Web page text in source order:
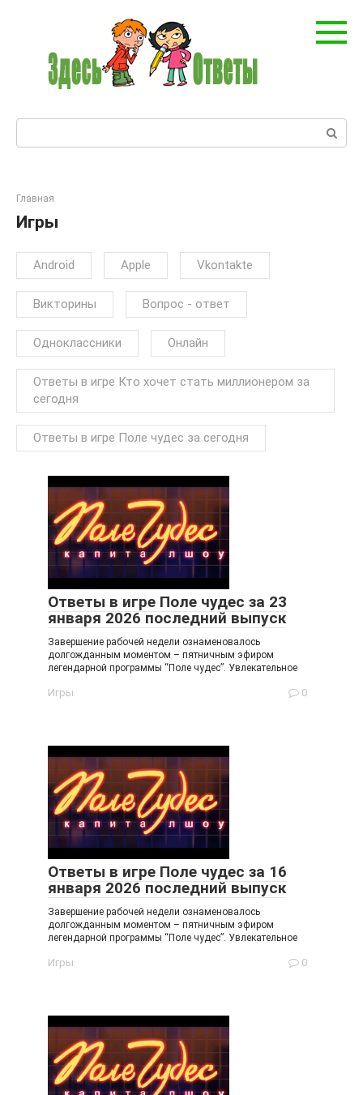
Поиск:
Главная
Игры
Android Apple Vkontakte
Викторины Вопрос - ответ
Одноклассники Онлайн
Ответы в игре Кто хочет стать миллионером за
сегодня
Ответы в игре Поле чудес за сегодня
Ответы в игре Поле чудес за 23
января 2026 последний выпуск
Завершение рабочей недели ознаменовалось
долгожданным моментом – пятничным эфиром
легендарной программы “Поле чудес”. Увлекательное
Игры 0
Ответы в игре Поле чудес за 16
января 2026 последний выпуск
Завершение рабочей недели ознаменовалось
долгожданным моментом – пятничным эфиром
легендарной программы “Поле чудес”. Увлекательное
Игры 0